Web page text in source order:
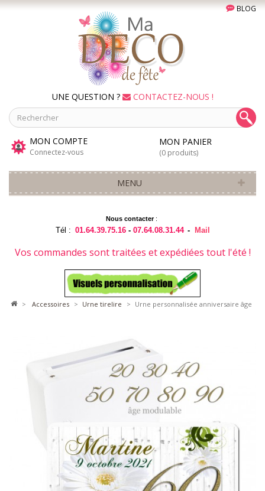
BLOG
UNE QUESTION ? CONTACTEZ-NOUS !
MON COMPTE
Connectez-vous
MON PANIER
(0 produits)
MENU
Nous contacter:
Tél : 01.64.39.75.16 -07.64.08.31.44 - Mail
Vos commandes sont traitées et expédiées tout l'été !
> accessoires > urne tirelire > Urne personnalisée anniversaire âge